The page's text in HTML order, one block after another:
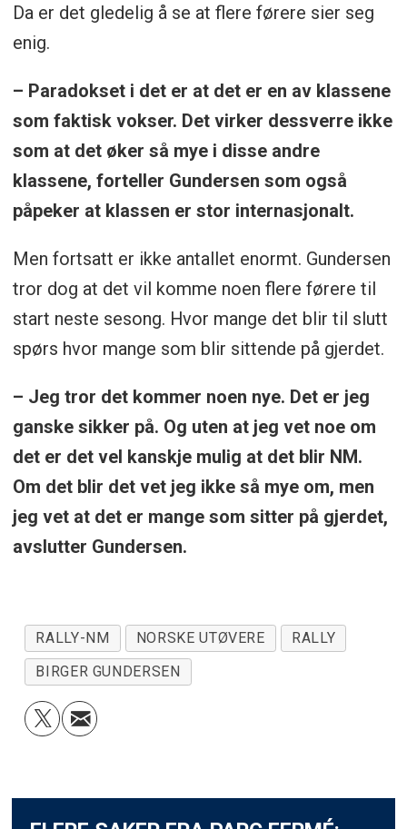
Da er det gledelig å se at flere førere sier seg
enig.
– Paradokset i det er at det er en av klassene
som faktisk vokser. Det virker dessverre ikke
som at det øker så mye i disse andre
klassene, forteller Gundersen som også
påpeker at klassen er stor internasjonalt.
Men fortsatt er ikke antallet enormt. Gundersen
tror dog at det vil komme noen flere førere til
start neste sesong. Hvor mange det blir til slutt
spørs hvor mange som blir sittende på gjerdet.
– Jeg tror det kommer noen nye. Det er jeg
ganske sikker på. Og uten at jeg vet noe om
det er det vel kanskje mulig at det blir NM.
Om det blir det vet jeg ikke så mye om, men
jeg vet at det er mange som sitter på gjerdet,
avslutter Gundersen.
RALLY-NM NORSKE UTØVERE
RALLY
BIRGER GUNDERSEN